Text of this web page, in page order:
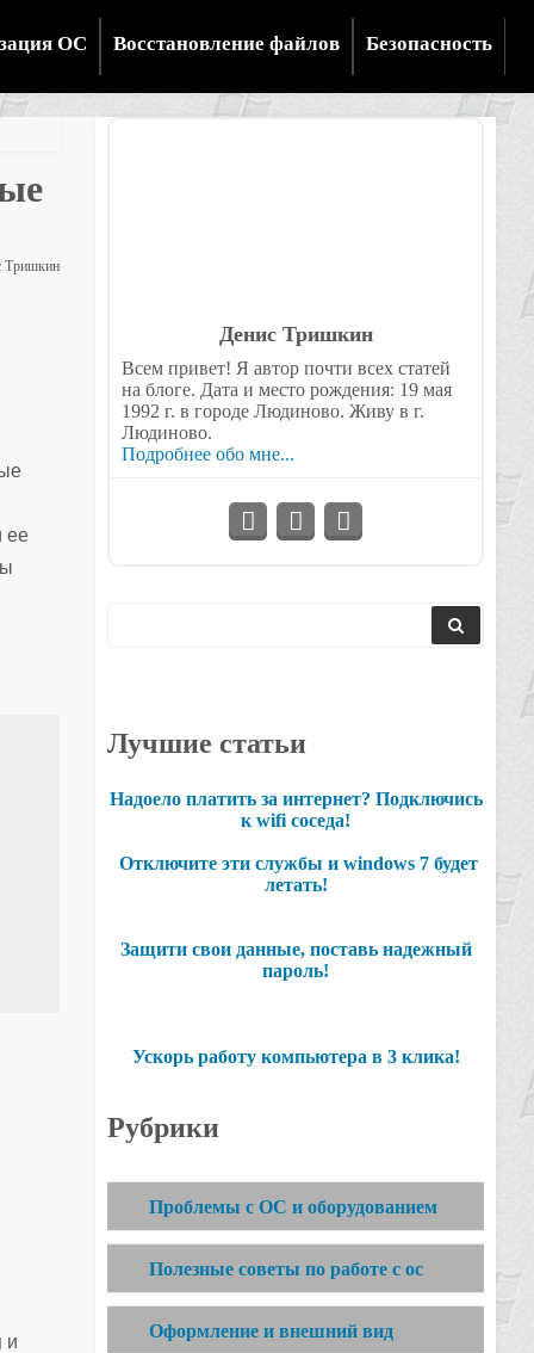
ОС Восстановление файлов Безопасность
Тришкин
ее
и
Денис Тришкин
Всем привет! Я автор почти всех статей
на блоге. Дата и место рождения: 19 мая
1992 г. в городе Людиново. Живу в г.
Людиново.
Подробнее обо мне...
Лучшие статьи
Надоело платить за интернет? Подключись
к wifi соседа!
Отключите эти службы и windows 7 будет
летать!
Защити свои данные, поставь надежный
пароль!
Ускорь работу компьютера в 3 клика!
Рубрики
Проблемы с ОС и оборудованием
Полезные советы по работе с ос
Оформление и внешний вид